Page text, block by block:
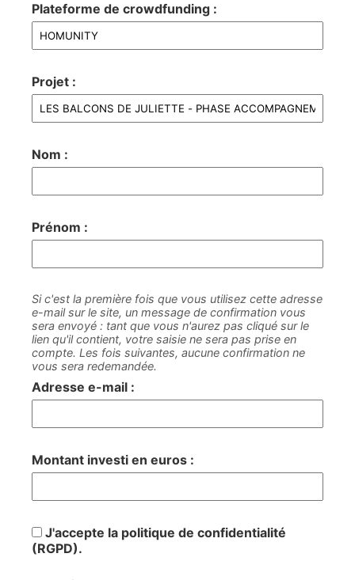
Plateforme de crowdfunding :
Projet :
Nom :
Prénom :
Si c'est la première fois que vous utilisez cette adresse
e-mail sur le site, un message de confirmation vous
sera envoyé : tant que vous n'aurez pas cliqué sur le
lien qu'il contient, votre saisie ne sera pas prise en
compte. Les fois suivantes, aucune confirmation ne
vous sera redemandée.
Adresse e-mail :
Montant investi en euros :
J'accepte la politique de confidentialité
(RGPD).